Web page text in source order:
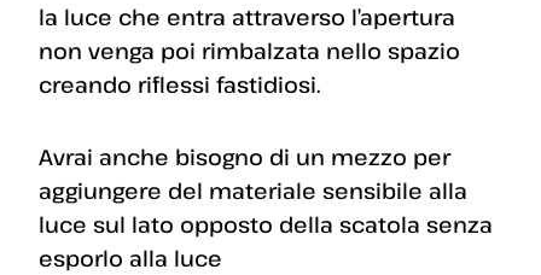
la luce che entra attraverso l’apertura
non venga poi rimbalzata nello spazio
creando riflessi fastidiosi.
Avrai anche bisogno di un mezzo per
aggiungere del materiale sensibile alla
luce sul lato opposto della scatola senza
esporlo alla luce